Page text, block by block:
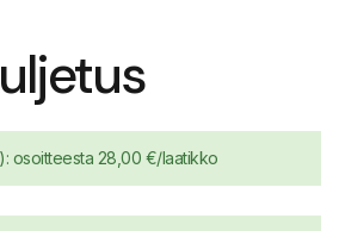
osoitteesta 28,00 €/laatikko